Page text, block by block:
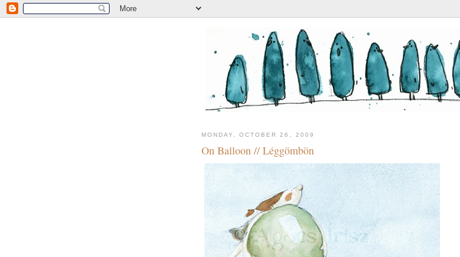
MONDAY, OCTOBER 26, 2009
On Balloon // Léggömbön